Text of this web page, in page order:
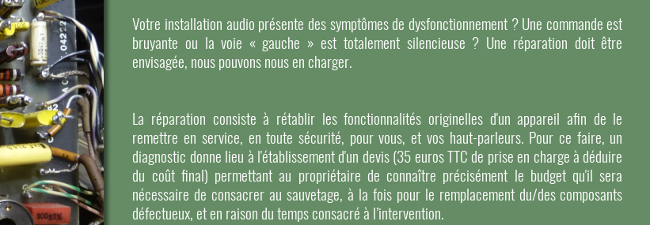
Votre installation audio présente des symptômes de dysfonctionnement ? Une commande est
bruyante ou la voie « gauche » est totalement silencieuse ? Une réparation doit être
envisagée, nous pouvons nous en charger.
La réparation consiste à rétablir les fonctionnalités originelles d'un appareil afin de le
remettre en service, en toute sécurité, pour vous, et vos haut-parleurs. Pour ce faire, un
diagnostic donne lieu à l'établissement d'un devis (35 euros TTC de prise en charge à déduire
du coût final) permettant au propriétaire de connaître précisément le budget qu'il sera
nécessaire de consacrer au sauvetage, à la fois pour le remplacement du/des composants
défectueux, et en raison du temps consacré à l’intervention.